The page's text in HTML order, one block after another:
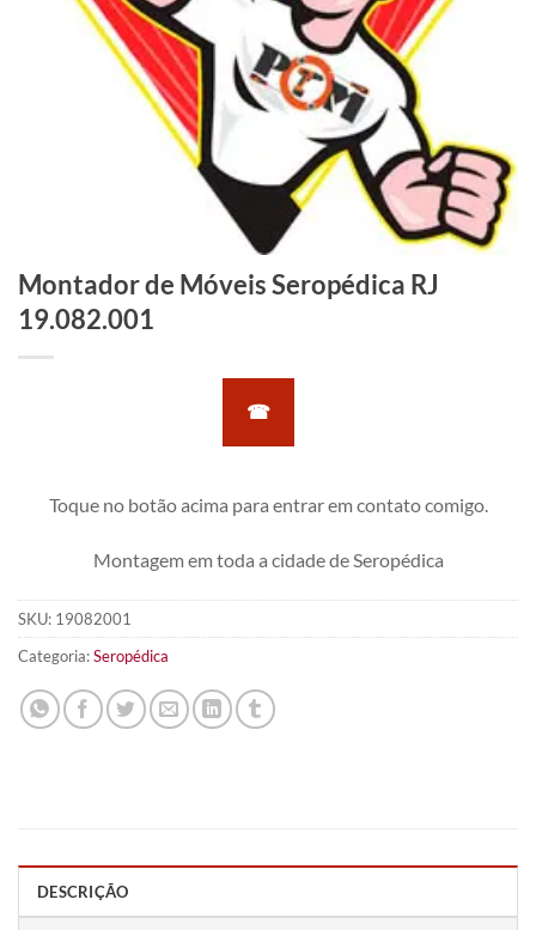
Montador de Móveis Seropédica RJ
19.082.001
☎
Toque no botão acima para entrar em contato comigo.
Montagem em toda a cidade de Seropédica
SKU: 19082001
Categoria:Seropédica
DESCRIÇÃO